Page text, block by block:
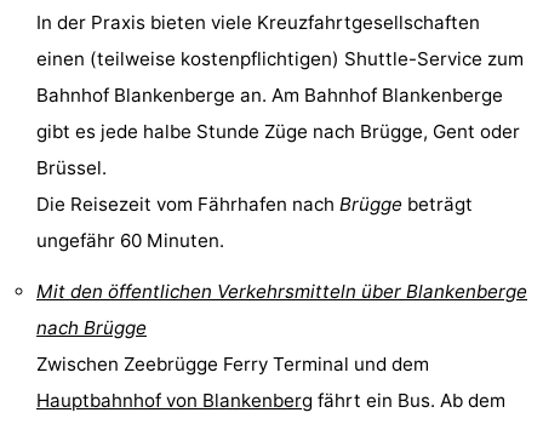
Küste
Natur
Het
Zwin
Knokke-
Heist
Blankenberge
Wenduine
De
Haan
-
Bredene
Ostende
In der Praxis bieten viele Kreuzfahrtgesellschaften
einen (teilweise kostenpflichtigen) Shuttle-Service zum
Bahnhof Blankenberge an. Am Bahnhof Blankenberge
gibt es jede halbe Stunde Züge nach Brügge, Gent oder
Brüssel.
Die Reisezeit vom Fährhafen nach Brügge beträgt
ungefähr 60 Minuten.
Mit den öffentlichen Verkehrsmitteln über Blankenberge
nach Brügge
Zwischen Zeebrügge Ferry Terminal und dem
Hauptbahnhof von Blankenberg fährt ein Bus. Ab dem